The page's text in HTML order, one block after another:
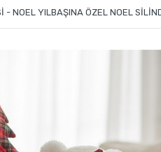
- NOEL YILBAŞINA ÖZEL NOEL